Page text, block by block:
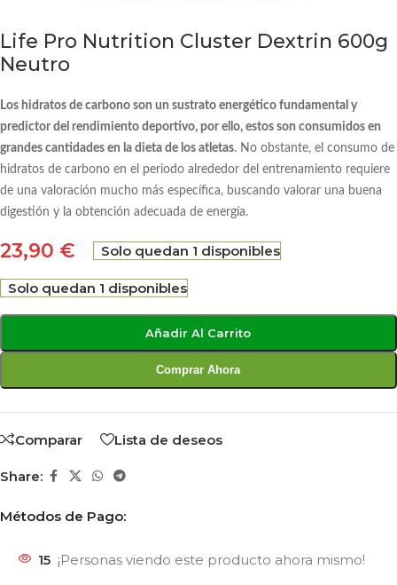
Life Pro Nutrition Cluster Dextrin 600g
Neutro
Los hidratos de carbono son un sustrato energético fundamental y
predictor del rendimiento deportivo, por ello, estos son consumidos en
grandes cantidades en la dieta de los atletas. No obstante, el consumo de
hidratos de carbono en el periodo alrededor del entrenamiento requiere
de una valoración mucho más específica, buscando valorar una buena
digestión y la obtención adecuada de energía.
23,90 € Solo quedan 1 disponibles
Solo quedan 1 disponibles
Añadir Al Carrito
Comprar Ahora
Comparar Lista de deseos
Share:
Métodos de Pago:
15 ¡Personas viendo este producto ahora mismo!